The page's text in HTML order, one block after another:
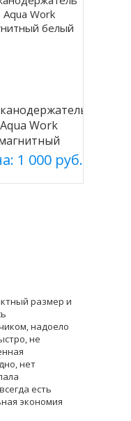
Aqua Work
белый
1 000 руб.
размер и
надоело
не
нет
есть
экономия